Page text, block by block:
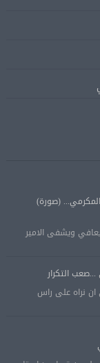
(صورة)
ويشفى الامير
التكرار
نراه على راس